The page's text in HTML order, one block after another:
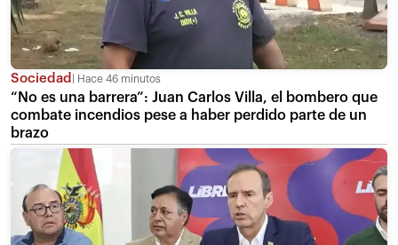
Sociedad Hace 46 minutos
“No es una barrera”: Juan Carlos Villa, el bombero que
combate incendios pese a haber perdido parte de un
brazo